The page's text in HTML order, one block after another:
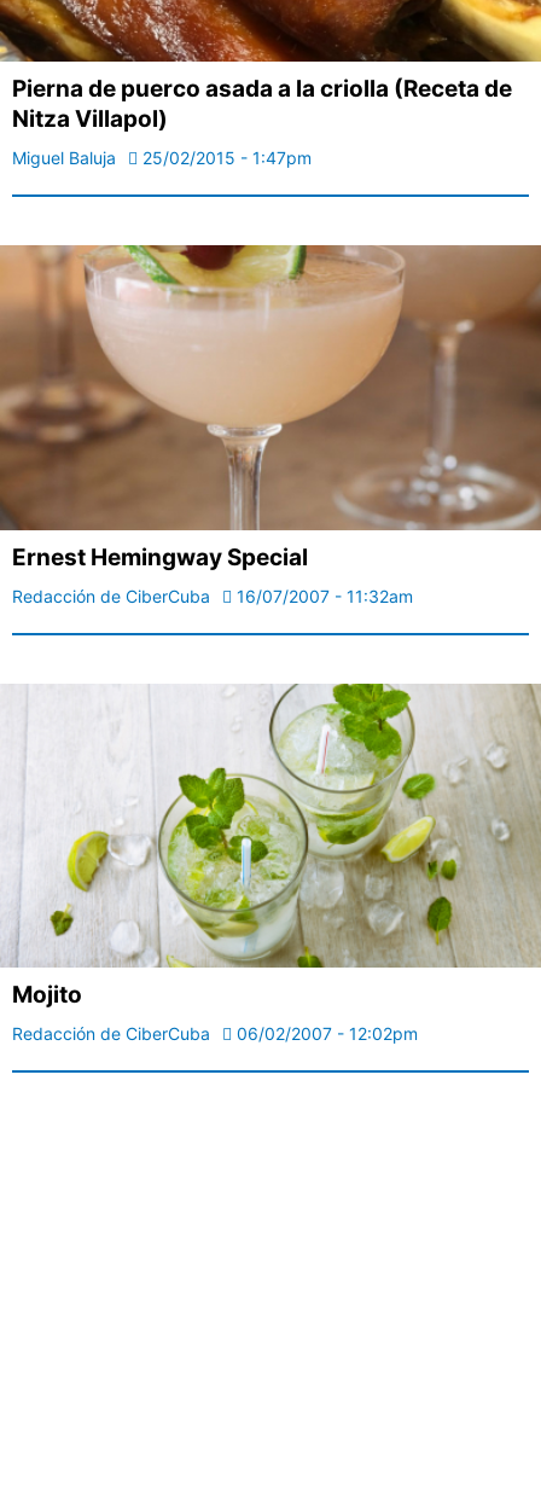
Pierna de puerco asada a la criolla (Receta de
Nitza Villapol)
Miguel Baluja 25/02/2015 - 1:47pm
Ernest Hemingway Special
Redacción de CiberCuba 16/07/2007 - 11:32am
Mojito
Redacción de CiberCuba 06/02/2007 - 12:02pm